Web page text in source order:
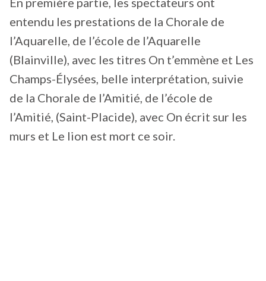
entendu les prestations de la Chorale de
l’Aquarelle, de l’école de l’Aquarelle
(Blainville), avec les titres On t’emmène et Les
Champs-Élysées, belle interprétation, suivie
de la Chorale de l’Amitié, de l’école de
l’Amitié, (Saint-Placide), avec On écrit sur les
murs et Le lion est mort ce soir.